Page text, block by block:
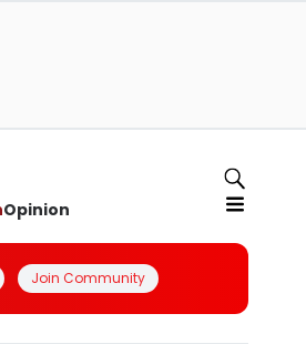
Opinion
Join Community